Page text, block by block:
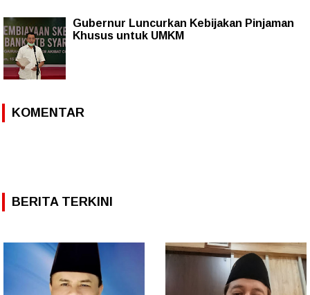
Gubernur Luncurkan Kebijakan Pinjaman
Khusus untuk UMKM
KOMENTAR
BERITA TERKINI